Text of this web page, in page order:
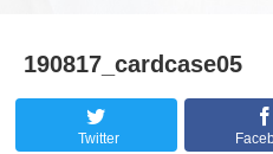
190817_cardcase05
Twitter